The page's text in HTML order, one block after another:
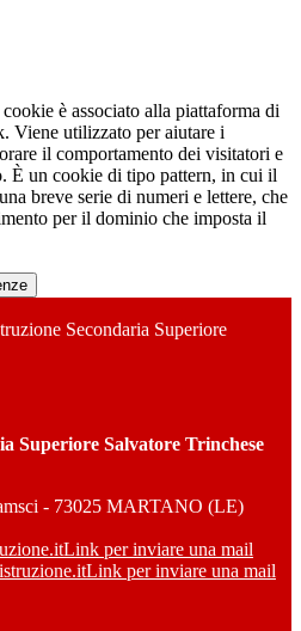
è associato alla piattaforma di
Viene utilizzato per aiutare i
il comportamento dei visitatori e
È un cookie di tipo pattern, in cui il
breve serie di numeri e lettere, che
per il dominio che imposta il
Secondaria Superiore
Superiore Salvatore Trinchese
- 73025 MARTANO (LE)
Link per inviare una mail
Link per inviare una mail